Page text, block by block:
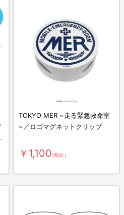
TOKYO MER ~走る緊急救命室
~／ロゴマグネットクリップ
￥1,100（税込）